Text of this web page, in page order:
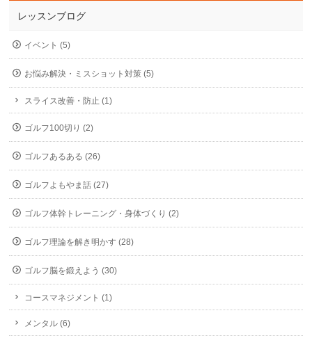
レッスンブログ
イベント (5)
お悩み解決・ミスショット対策 (5)
スライス改善・防止 (1)
ゴルフ100切り (2)
ゴルフあるある (26)
ゴルフよもやま話 (27)
ゴルフ体幹トレーニング・身体づくり (2)
ゴルフ理論を解き明かす (28)
ゴルフ脳を鍛えよう (30)
コースマネジメント (1)
メンタル (6)